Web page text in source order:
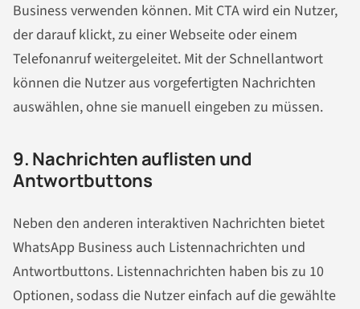
Business verwenden können. Mit CTA wird ein Nutzer,
der darauf klickt, zu einer Webseite oder einem
Telefonanruf weitergeleitet. Mit der Schnellantwort
können die Nutzer aus vorgefertigten Nachrichten
auswählen, ohne sie manuell eingeben zu müssen.
9. Nachrichten auflisten und
Antwortbuttons
Neben den anderen interaktiven Nachrichten bietet
WhatsApp Business auch Listennachrichten und
Antwortbuttons. Listennachrichten haben bis zu 10
Optionen, sodass die Nutzer einfach auf die gewählte